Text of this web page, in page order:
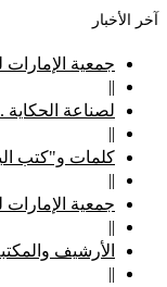
آخر الأخبار
جمعية
||
لصناعة
||
كلمات و"كتب اليافعين" تهديان 350
||
جمعية الإمارات
||
الأرشيف
||